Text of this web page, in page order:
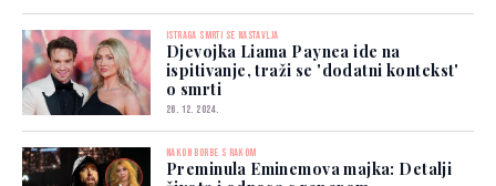
ISTRAGA SMRTI SE NASTAVLJA
Djevojka Liama Paynea ide na
ispitivanje, traži se 'dodatni kontekst'
o smrti
26. 12. 2024.
NAKON BORBE S RAKOM
Preminula Eminemova majka: Detalji